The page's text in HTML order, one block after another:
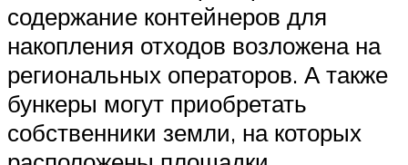
содержание контейнеров для
накопления отходов возложена на
региональных операторов. А также
бункеры могут приобретать
собственники земли, на которых